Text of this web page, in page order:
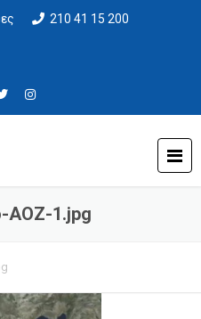
210 41 15 200
ΑΟΖ-1.jpg